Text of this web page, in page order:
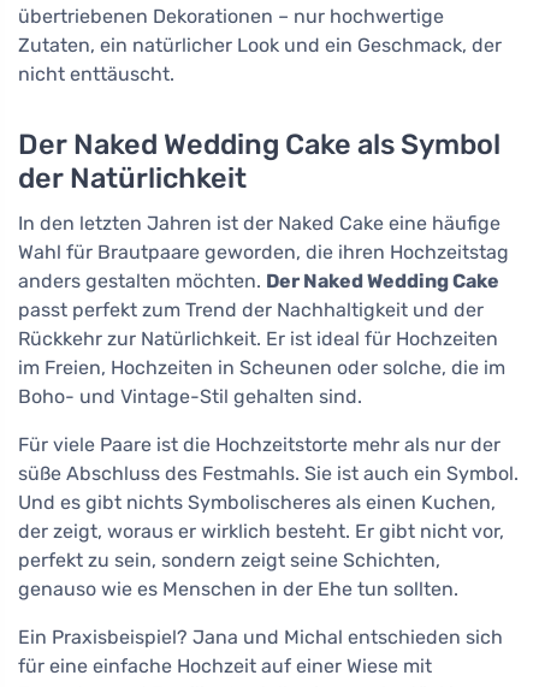
übertriebenen Dekorationen – nur hochwertige
Zutaten, ein natürlicher Look und ein Geschmack, der
nicht enttäuscht.
Der Naked Wedding Cake als Symbol
der Natürlichkeit
In den letzten Jahren ist der Naked Cake eine häufige
Wahl für Brautpaare geworden, die ihren Hochzeitstag
anders gestalten möchten. Der Naked Wedding Cake
passt perfekt zum Trend der Nachhaltigkeit und der
Rückkehr zur Natürlichkeit. Er ist ideal für Hochzeiten
im Freien, Hochzeiten in Scheunen oder solche, die im
Boho- und Vintage-Stil gehalten sind.
Für viele Paare ist die Hochzeitstorte mehr als nur der
süße Abschluss des Festmahls. Sie ist auch ein Symbol.
Und es gibt nichts Symbolischeres als einen Kuchen,
der zeigt, woraus er wirklich besteht. Er gibt nicht vor,
perfekt zu sein, sondern zeigt seine Schichten,
genauso wie es Menschen in der Ehe tun sollten.
Ein Praxisbeispiel? Jana und Michal entschieden sich
für eine einfache Hochzeit auf einer Wiese mit